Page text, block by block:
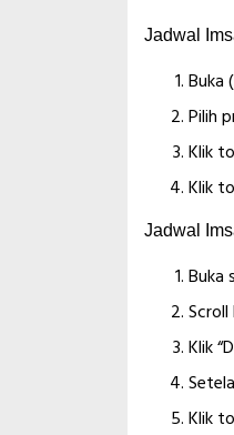
Jadwal
Buka
Pilih
Klik
Klik
Jadwal
Buka
Klik
Klik